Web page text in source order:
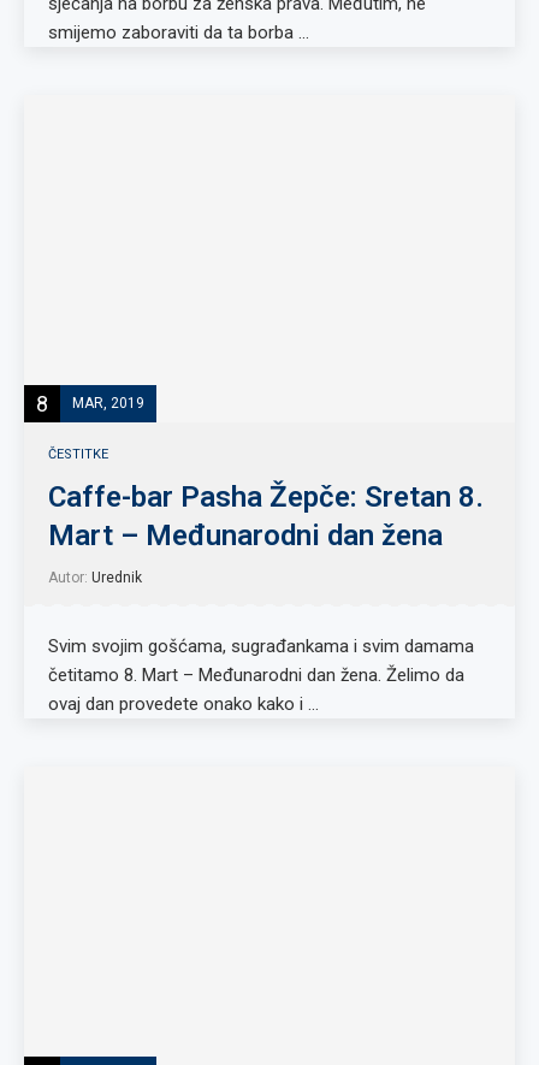
smijemo zaboraviti da ta borba …
8 MAR, 2019
ČESTITKE
Caffe-bar Pasha Žepče: Sretan 8.
Mart – Međunarodni dan žena
Autor: Urednik
Svim svojim gošćama, sugrađankama i svim damama
četitamo 8. Mart – Međunarodni dan žena. Želimo da
ovaj dan provedete onako kako i …